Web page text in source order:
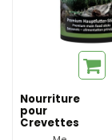
Nourriture
pour
Crevettes
Premium 60g -